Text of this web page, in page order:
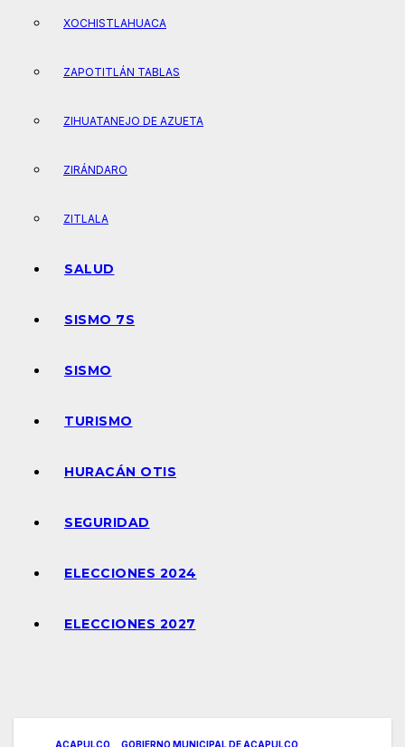
XOCHISTLAHUACA
ZAPOTITLÁN TABLAS
ZIHUATANEJO DE AZUETA
ZIRÁNDARO
ZITLALA
SALUD
SISMO 7S
SISMO
TURISMO
HURACÁN OTIS
SEGURIDAD
ELECCIONES 2024
ELECCIONES 2027
ACAPULCO GOBIERNO MUNICIPAL DE ACAPULCO